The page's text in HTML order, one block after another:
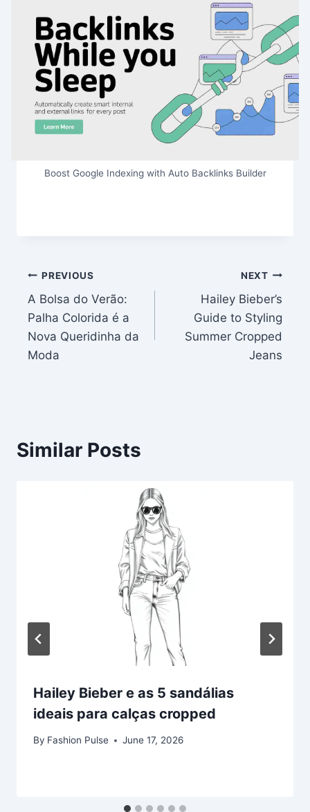
Boost Google Indexing with Auto Backlinks Builder
Post
navigation
PREVIOUS
A Bolsa do Verão:
Palha Colorida é a
Nova Queridinha da
Moda
NEXT
Hailey Bieber’s
Guide to Styling
Summer Cropped
Jeans
Similar Posts
Hailey Bieber e as 5 sandálias
ideais para calças cropped
By Fashion Pulse June 17, 2026